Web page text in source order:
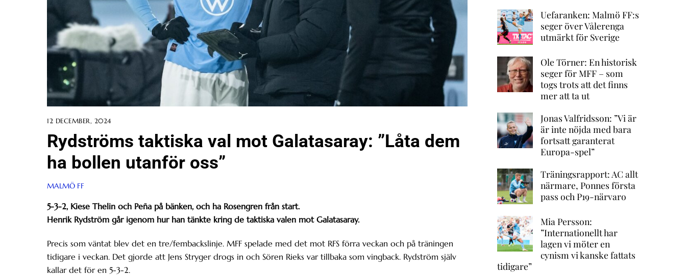
12 DECEMBER, 2024
Rydströms taktiska val mot Galatasaray: ”Låta dem
ha bollen utanför oss”
MALMÖ FF
5-3-2, Kiese Thelin och Peña på bänken, och ha Rosengren från start.
Henrik Rydström går igenom hur han tänkte kring de taktiska valen mot Galatasaray.
Precis som väntat blev det en tre/fembackslinje. MFF spelade med det mot RFS förra veckan och på träningen
tidigare i veckan. Det gjorde att Jens Stryger drogs in och Sören Rieks var tillbaka som vingback. Rydström själv
kallar det för en 5-3-2.
Uefaranken: Malmö FF:s
seger över Vålerenga
utmärkt för Sverige
Ole Törner: En historisk
seger för MFF – som
togs trots att det finns
mer att ta ut
Jonas Valfridsson: ”Vi är
är inte nöjda med bara
fortsatt garanterat
Europa-spel”
Träningsrapport: AC allt
närmare, Ponnes första
pass och P19-närvaro
Mia Persson:
”Internationellt har
lagen vi möter en
cynism vi kanske fattats
tidigare”